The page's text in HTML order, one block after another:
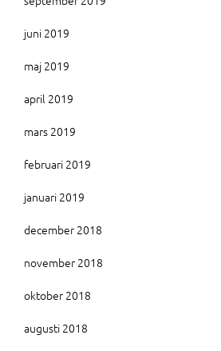
juni 2019
maj 2019
april 2019
mars 2019
februari 2019
januari 2019
december 2018
november 2018
oktober 2018
augusti 2018